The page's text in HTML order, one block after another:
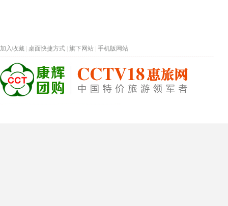
加入收藏 桌面快捷方式 旗下网站 手机版网站